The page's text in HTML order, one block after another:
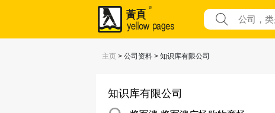
主页 > 公司资料 > 知识库有限公司
知识库有限公司